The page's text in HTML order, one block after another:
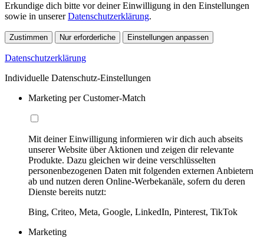
Erkundige dich bitte vor deiner Einwilligung in den Einstellungen
sowie in unsererDatenschutzerklärung.
Zustimmen Nur erforderliche Einstellungen anpassen
Datenschutzerklärung
Individuelle Datenschutz-Einstellungen
Marketing per Customer-Match
Mit deiner Einwilligung informieren wir dich auch abseits
unserer Website über Aktionen und zeigen dir relevante
Produkte. Dazu gleichen wir deine verschlüsselten
personenbezogenen Daten mit folgenden externen Anbietern
ab und nutzen deren Online-Werbekanäle, sofern du deren
Dienste bereits nutzt:
Bing, Criteo, Meta, Google, LinkedIn, Pinterest, TikTok
Marketing